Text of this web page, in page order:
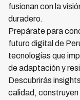
fusionan con la
duradero.
Prepárate para
futuro digital de
tecnologías que
de adaptación y
Descubrirás
calidad,